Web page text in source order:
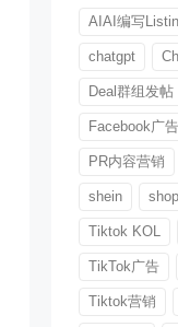
AIAI编写
chatgpt
Deal群组发帖
Facebook广
PR内容营销
shein
Tiktok KOL
TikTok广告
Tiktok营销